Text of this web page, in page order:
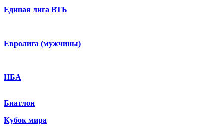
Единая лига ВТБ
Евролига (мужчины)
НБА
Биатлон
Кубок мира